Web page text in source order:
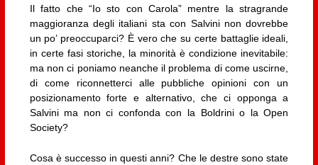
Il fatto che “Io sto con Carola” mentre la stragrande
maggioranza degli italiani sta con Salvini non dovrebbe
un po’ preoccuparci? È vero che su certe battaglie ideali,
in certe fasi storiche, la minorità è condizione inevitabile:
ma non ci poniamo neanche il problema di come uscirne,
di come riconnetterci alle pubbliche opinioni con un
posizionamento forte e alternativo, che ci opponga a
Salvini ma non ci confonda con la Boldrini o la Open
Society?
Cosa è successo in questi anni? Che le destre sono state